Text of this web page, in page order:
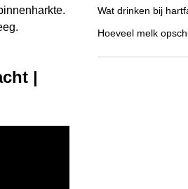
|
Wat drinken bij
Hoeveel melk